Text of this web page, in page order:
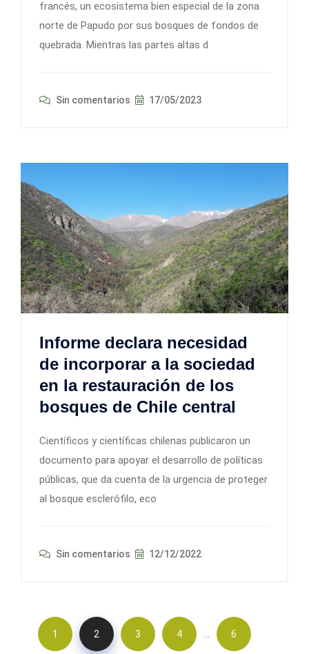
francés, un ecosistema bien especial de la zona
norte de Papudo por sus bosques de fondos de
quebrada. Mientras las partes altas d
Sin comentarios 17/05/2023
Informe declara necesidad
de incorporar a la sociedad
en la restauración de los
bosques de Chile central
Científicos y científicas chilenas publicaron un
documento para apoyar el desarrollo de políticas
públicas, que da cuenta de la urgencia de proteger
al bosque esclerófilo, eco
Sin comentarios 12/12/2022
1 2 3 4 … 6